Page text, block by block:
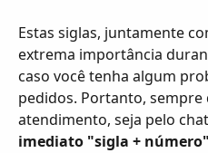
Estas siglas, juntamente
extrema importância
caso você tenha algum
pedidos. Portanto, sempre
atendimento, seja pelo
imediato "sigla + número"